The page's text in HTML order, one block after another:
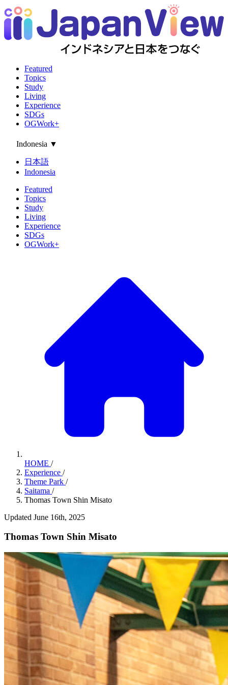
Featured
Topics
Study
Living
Experience
SDGs
OGWork+
Indonesia ▼
日本語
Indonesia
Featured
Topics
Study
Living
Experience
SDGs
OGWork+
HOME /
Experience /
Theme Park /
Saitama /
Thomas Town Shin Misato
Updated June 16th, 2025
Thomas Town Shin Misato